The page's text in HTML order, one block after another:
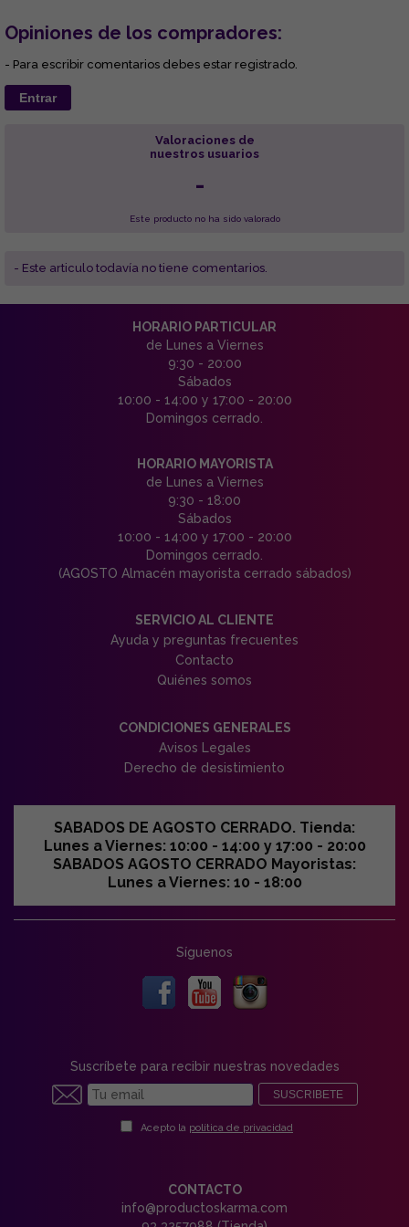
Opiniones de los compradores:
- Para escribir comentarios debes estar registrado.
Entrar
Valoraciones de
nuestros usuarios
-
Este producto no ha sido valorado
- Este articulo todavía no tiene comentarios.
HORARIO PARTICULAR
de Lunes a Viernes
9:30 - 20:00
Sábados
10:00 - 14:00 y 17:00 - 20:00
Domingos cerrado.
HORARIO MAYORISTA
de Lunes a Viernes
9:30 - 18:00
Sábados
10:00 - 14:00 y 17:00 - 20:00
Domingos cerrado.
(AGOSTO Almacén mayorista cerrado sábados)
SERVICIO AL CLIENTE
Ayuda y preguntas frecuentes
Contacto
Quiénes somos
CONDICIONES GENERALES
Avisos Legales
Derecho de desistimiento
SABADOS DE AGOSTO CERRADO. Tienda:
Lunes a Viernes: 10:00 - 14:00 y 17:00 - 20:00
SABADOS AGOSTO CERRADO Mayoristas:
Lunes a Viernes: 10 - 18:00
Síguenos
Suscríbete para recibir nuestras novedades
SUSCRIBETE
Acepto la política de privacidad
CONTACTO
info@productoskarma.com